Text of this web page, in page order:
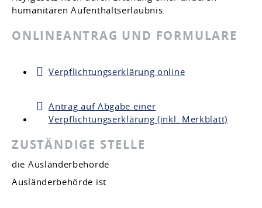
humanitären Aufenthaltserlaubnis.
ONLINEANTRAG UND FORMULARE
Verpflichtungserklärung online
Antrag auf Abgabe einer
Verpflichtungserklärung (inkl. Merkblatt)
ZUSTÄNDIGE STELLE
die Ausländerbehörde
Ausländerbehörde ist